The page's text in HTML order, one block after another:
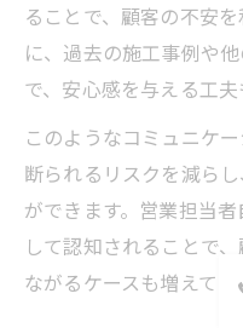
ることで、顧客の不安
に、過去の施工事例や
で、安心感を与える工夫
このようなコミュニケ
断られるリスクを減ら
ができます。営業担当者
して認知されることで
ながるケースも増えてい